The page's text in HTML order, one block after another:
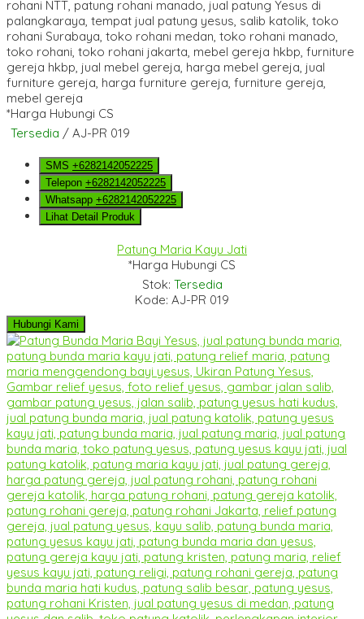
*Harga Hubungi CS
Tersedia / AJ-PR 019
SMS +6282142052225
Telepon +6282142052225
Whatsapp +6282142052225
Lihat Detail Produk
Patung Maria Kayu Jati
*Harga Hubungi CS
Stok: Tersedia
Kode: AJ-PR 019
Hubungi Kami